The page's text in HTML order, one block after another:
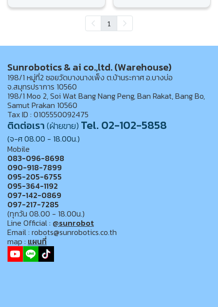
1
Sunrobotics & ai co.,ltd. (Warehouse)
198/1 หมู่ที่2 ซอยวัดบางนางเพ็ง ต.บ้านระกาศ อ.บางบ่อ
จ.สมุทรปราการ 10560
198/1 Moo 2, Soi Wat Bang Nang Peng, Ban Rakat, Bang Bo,
Samut Prakan 10560
Tax ID : 0105550092475
ติดต่อเรา(ฝ่ายขาย) Tel. 02-102-5858
(จ-ศ 08.00 - 18.00น.)
Mobile
083-096-8698
090-918-7899
095-205-6755
095-364-1192
097-142-0869
097-217-7285
(ทุกวัน 08.00 - 18.00น.)
Line Official : @sunrobot
Email : robots@sunrobotics.co.th
map : แผนที่